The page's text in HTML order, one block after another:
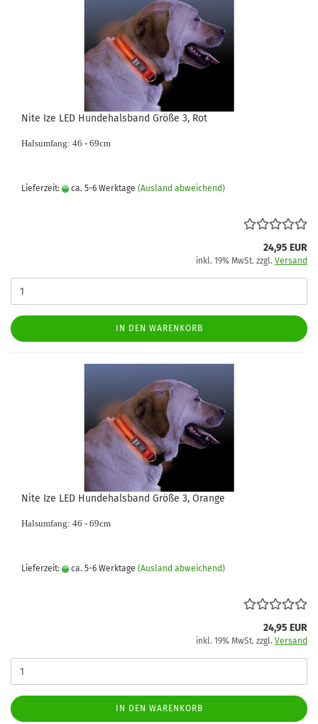
Nite Ize LED Hundehalsband Größe 3, Rot
Halsumfang: 46 - 69cm
Lieferzeit: ca. 5-6 Werktage (Ausland abweichend)
24,95 EUR
inkl. 19% MwSt. zzgl. Versand
IN DEN WARENKORB
Nite Ize LED Hundehalsband Größe 3, Orange
Halsumfang: 46 - 69cm
Lieferzeit: ca. 5-6 Werktage (Ausland abweichend)
24,95 EUR
inkl. 19% MwSt. zzgl. Versand
IN DEN WARENKORB